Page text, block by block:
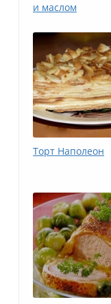
и маслом
Торт Наполеон